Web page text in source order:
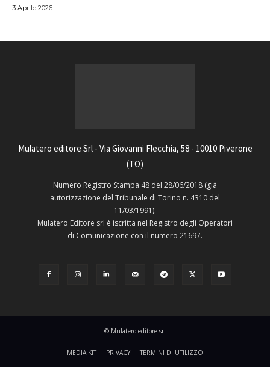
3 Aprile 2026
Mulatero editore Srl - Via Giovanni Flecchia, 58 - 10010 Piverone
(TO)
Numero Registro Stampa 48 del 28/06/2018 (già
autorizzazione del Tribunale di Torino n. 4310 del
11/03/1991).
Mulatero Editore srl è iscritta nel Registro degli Operatori
di Comunicazione con il numero 21697.
© Mulatero editore srl
MEDIA KIT PRIVACY TERMINI DI UTILIZZO